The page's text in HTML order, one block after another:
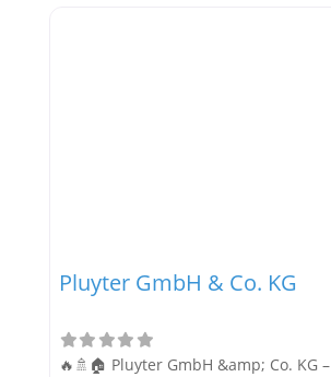
Pluyter GmbH & Co. KG
🔥🚿🏠 Pluyter GmbH &amp; Co. KG –